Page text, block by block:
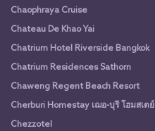
Chaophraya Cruise
Chateau De Khao Yai
Chatrium Hotel Riverside Bangkok
Chatrium Residences Sathorn
Chaweng Regent Beach Resort
Cherburi Homestay เฌอ-บุรี โฮมสเตย์
Chezzotel